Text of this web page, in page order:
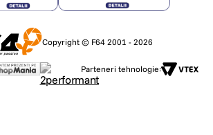
Copyright © F64 2001 - 2026
Parteneri tehnologie: